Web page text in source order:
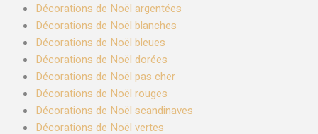
Décorations de Noël argentées
Décorations de Noël blanches
Décorations de Noël bleues
Décorations de Noël dorées
Décorations de Noël pas cher
Décorations de Noël rouges
Décorations de Noël scandinaves
Décorations de Noël vertes